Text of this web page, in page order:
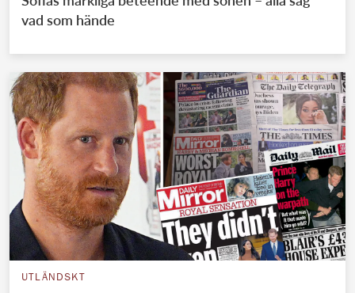
vad som hände
UTLÄNDSKT